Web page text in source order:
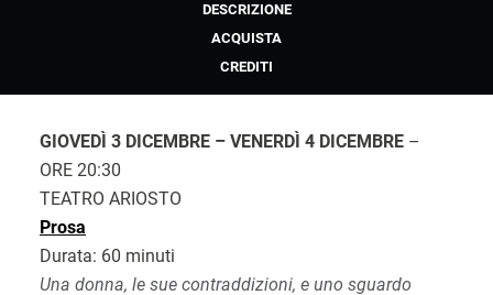
DESCRIZIONE
ACQUISTA
CREDITI
GIOVEDÌ 3 DICEMBRE – VENERDÌ 4 DICEMBRE –
ORE 20:30
TEATRO ARIOSTO
Prosa
Durata: 60 minuti
Una donna, le sue contraddizioni, e uno sguardo